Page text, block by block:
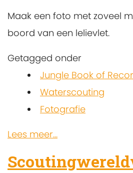
Maak een foto met zoveel
boord van een lelievlet.
Getagged onder
Jungle Book of
Waterscouting
Fotografie
Lees meer...